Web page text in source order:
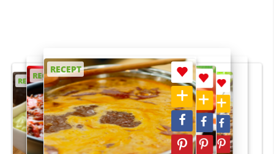
RECEPT
RECEPT
RECEPT
RECEPT
RECEPT